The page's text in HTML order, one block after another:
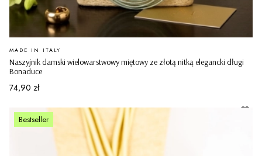
Naszyjnik damski wielowarstwowy miętowy ze złotą nitką elegancki długi
Bonaduce
PRODUCENT
MADE IN ITALY
Cena
74,90 zł
Bestseller